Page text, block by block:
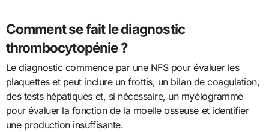
Comment se fait le diagnostic
thrombocytopénie ?
Le diagnostic commence par une NFS pour évaluer les
plaquettes et peut inclure un frottis, un bilan de coagulation,
des tests hépatiques et, si nécessaire, un myélogramme
pour évaluer la fonction de la moelle osseuse et identifier
une production insuffisante.